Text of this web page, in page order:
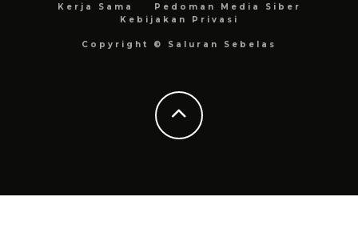
Kerja Sama
Pedoman Media Siber
Kebijakan Privasi
Copyright © Saluran Sebelas